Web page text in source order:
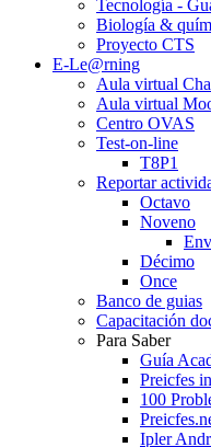
Tecnología -
Biología &
Proyecto CTS
E-Le@rning
Aula virtual
Aula virtual
Centro OVAS
Test-on-line
T8P1
Reportar
Octavo
Noveno
Décimo
Once
Banco de guias
Capacitación
Para Saber
Guía
Preicfes
100
Ipler